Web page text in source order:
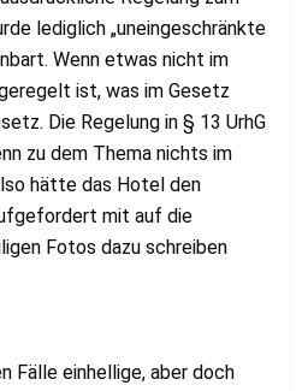
lediglich „uneingeschränkte
Wenn etwas nicht im
ist, was im Gesetz
Die Regelung in § 13 UrhG
zu dem Thema nichts im
hätte das Hotel den
mit auf die
Fotos dazu schreiben
Fälle einhellige, aber doch